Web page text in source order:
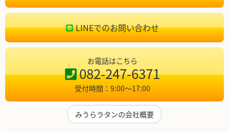
LINEでのお問い合わせ
お電話はこちら
082-247-6371
受付時間：9:00〜17:00
みうらラタンの会社概要